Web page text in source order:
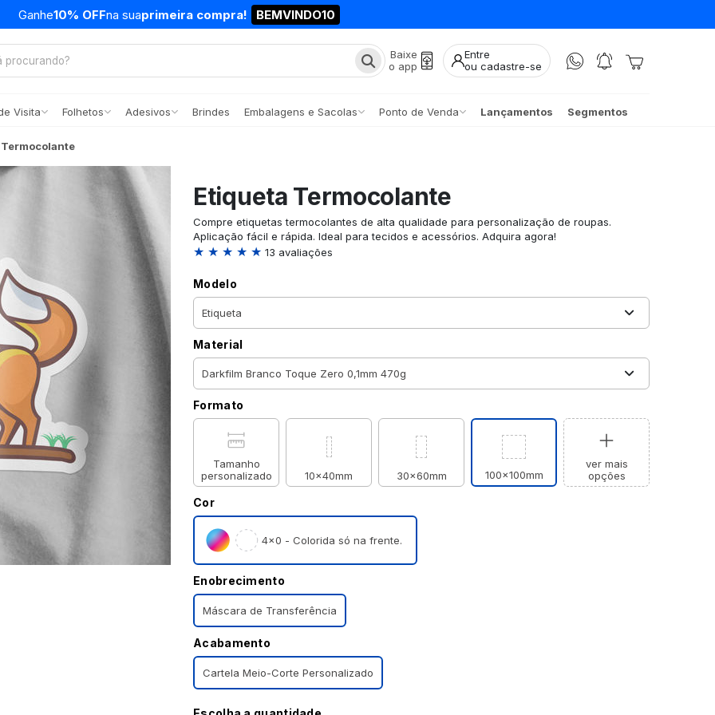
Ganhe10% OFFna suaprimeira compra! BEMVINDO10
Baixe
o app
Entre
ou cadastre-se
Visita Folhetos Adesivos Brindes Embalagens e Sacolas Ponto de Venda Lançamentos Segmentos
Etiqueta Termocolante
Compre etiquetas termocolantes de alta qualidade para personalização de roupas.
Aplicação fácil e rápida. Ideal para tecidos e acessórios. Adquira agora!
★ ★ ★ ★ ★ 13 avaliações
Modelo
Material
Formato
Tamanho
personalizado
10x40mm 30x60mm 100x100mm
ver mais
opções
Cor
4×0 - Colorida só na frente.
Enobrecimento
Máscara de Transferência
Acabamento
Cartela Meio-Corte Personalizado